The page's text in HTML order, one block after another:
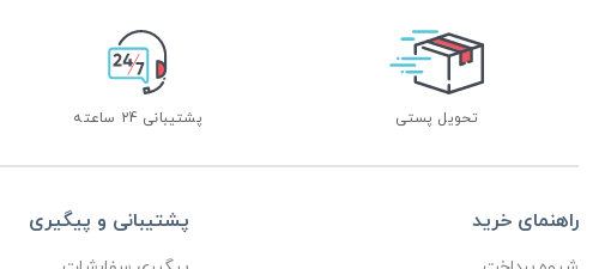
تحویل پستی پشتیبانی 24 ساعته
راهنمای خرید پشتیبانی و پیگیری